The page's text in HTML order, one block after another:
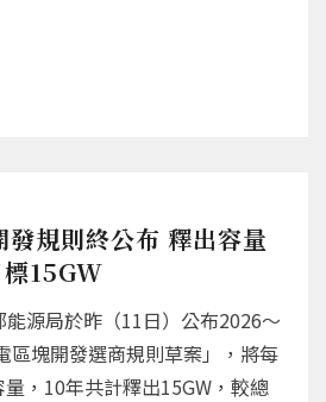
規則終公布 釋出容量
15GW
源局於昨（11日）公布2026～
區塊開發選商規則草案」，將每
，10年共計釋出15GW，較總